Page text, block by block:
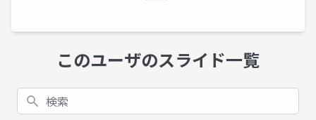
このユーザのスライド一覧
検索